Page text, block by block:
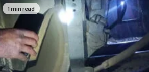
1 min read